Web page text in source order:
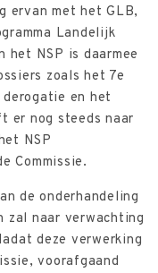
ervan met het GLB,
Landelijk
het NSP is daarmee
zoals het 7e
en het
er nog steeds naar
NSP
Commissie.
de onderhandeling
zal naar verwachting
deze verwerking
voorafgaand